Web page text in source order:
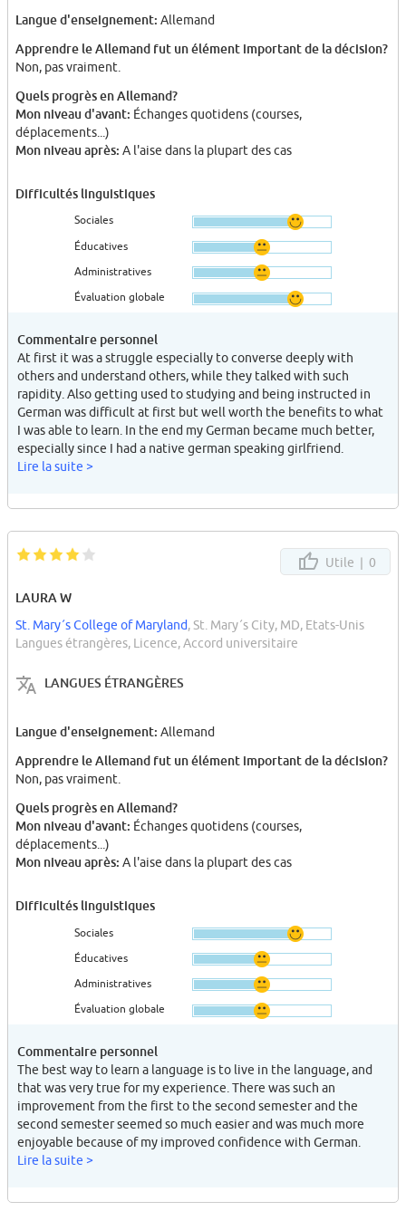
Langue d'enseignement: Allemand
Apprendre le Allemand fut un élément important de la décision?
Non, pas vraiment.
Quels progrès en Allemand?
Mon niveau d'avant: Échanges quotidens (courses,
déplacements...)
Mon niveau après: A l'aise dans la plupart des cas
Difficultés linguistiques
Sociales
Éducatives
Administratives
Évaluation globale
Commentaire personnel
At first it was a struggle especially to converse deeply with
others and understand others, while they talked with such
rapidity. Also getting used to studying and being instructed in
German was difficult at first but well worth the benefits to what
I was able to learn. In the end my German became much better,
especially since I had a native german speaking girlfriend.
Lire la suite >
Utile | 0
LAURA W
St. Mary´s College of Maryland, St. Mary´s City, MD, Etats-Unis
Langues étrangères, Licence, Accord universitaire
LANGUES ÉTRANGÈRES
Langue d'enseignement: Allemand
Apprendre le Allemand fut un élément important de la décision?
Non, pas vraiment.
Quels progrès en Allemand?
Mon niveau d'avant: Échanges quotidens (courses,
déplacements...)
Mon niveau après: A l'aise dans la plupart des cas
Difficultés linguistiques
Sociales
Éducatives
Administratives
Évaluation globale
Commentaire personnel
The best way to learn a language is to live in the language, and
that was very true for my experience. There was such an
improvement from the first to the second semester and the
second semester seemed so much easier and was much more
enjoyable because of my improved confidence with German.
Lire la suite >